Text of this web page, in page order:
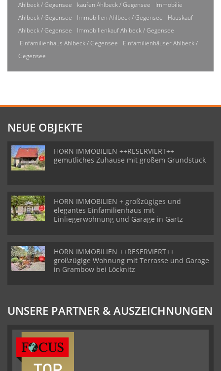
Ahlbeck / Gegensee
kaufen Ahlbeck / Gegensee
Immobilie
Ahlbeck / Gegensee
Immobilien Ahlbeck / Gegensee
Hauskauf
Ahlbeck / Gegensee
Immobilienkauf Ahlbeck / Gegensee
Einfamilienhaus Ahlbeck / Gegensee
Einfamilienhäuser Ahlbeck /
Gegensee
NEUE OBJEKTE
HORN IMMOBILIEN ++RESERVIERT++
gemütliches Zuhause mit großem Grundstück
HORN IMMOBILIEN + großzügiges und
elegantes Einfamilienhaus mit
Einliegerwohnung und Garage in Gartz
HORN IMMOBILIEN ++RESERVIERT++
großzügige Wohnung mit Terrasse und Garage
in Grambow bei Löcknitz
UNSERE PARTNER & AUSZEICHNUNGEN